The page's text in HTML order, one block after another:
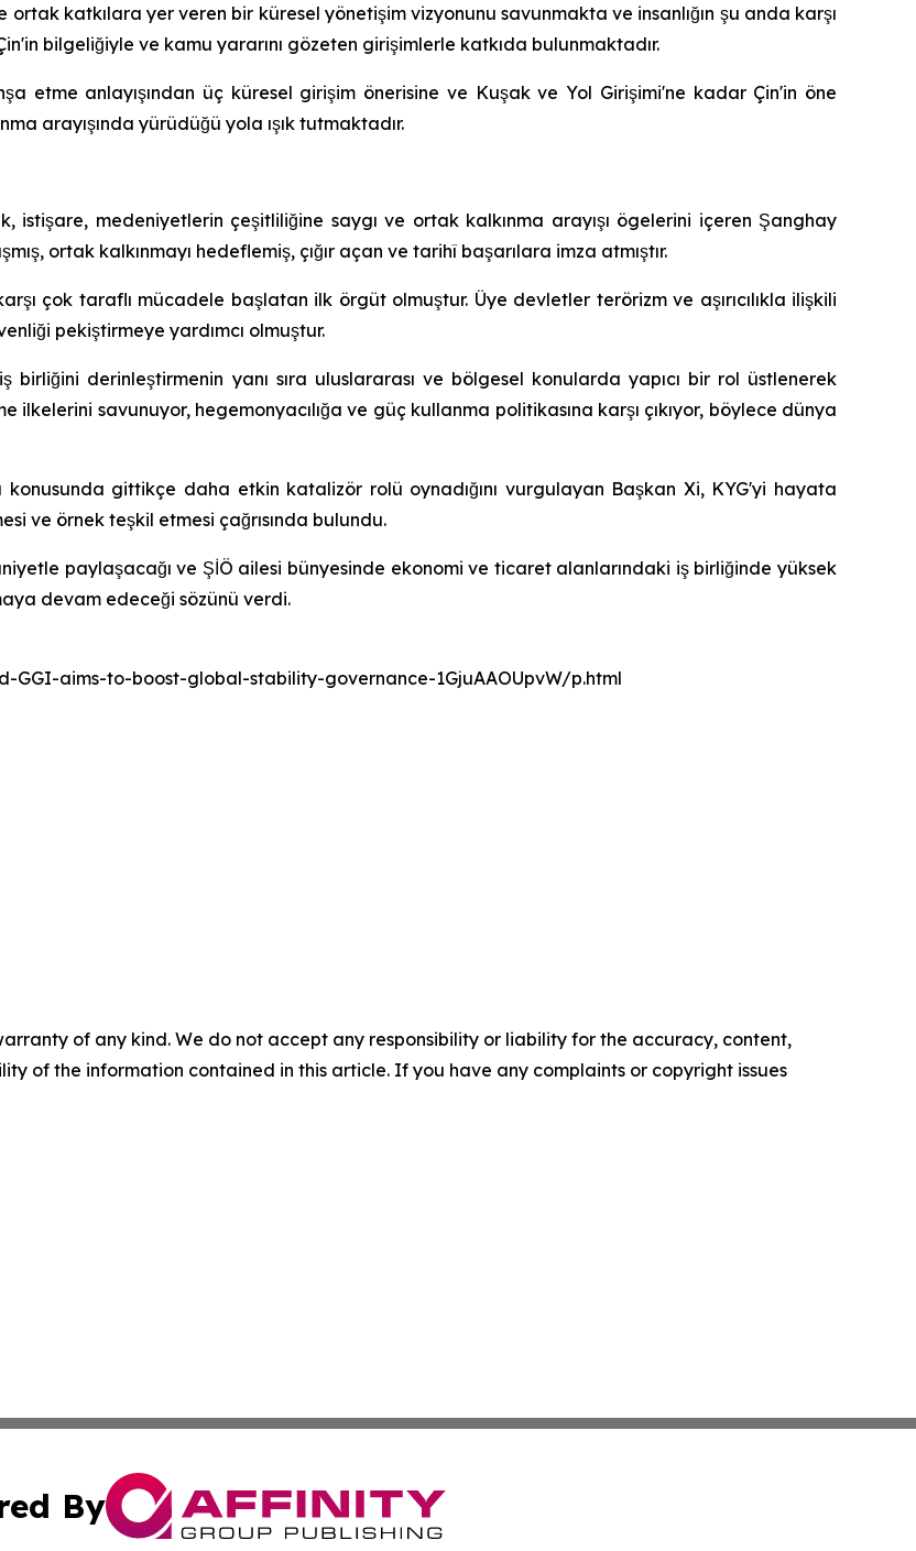
katkılara yer veren bir küresel yönetişim vizyonunu savunmakta ve insanlığın şu anda karşı
bilgeliğiyle ve kamu yararını gözeten girişimlerle katkıda bulunmaktadır.
etme anlayışından üç küresel girişim önerisine ve Kuşak ve Yol Girişimi'ne kadar Çin'in öne
arayışında yürüdüğü yola ışık tutmaktadır.
istişare, medeniyetlerin çeşitliliğine saygı ve ortak kalkınma arayışı ögelerini içeren Şanghay
ortak kalkınmayı hedeflemiş, çığır açan ve tarihî başarılara imza atmıştır.
çok taraflı mücadele başlatan ilk örgüt olmuştur. Üye devletler terörizm ve aşırıcılıkla ilişkili
pekiştirmeye yardımcı olmuştur.
derinleştirmenin yanı sıra uluslararası ve bölgesel konularda yapıcı bir rol üstlenerek
ilkelerini savunuyor, hegemonyacılığa ve güç kullanma politikasına karşı çıkıyor, böylece dünya
gittikçe daha etkin katalizör rolü oynadığını vurgulayan Başkan Xi, KYG'yi hayata
ve örnek teşkil etmesi çağrısında bulundu.
paylaşacağı ve ŞİÖ ailesi bünyesinde ekonomi ve ticaret alanlarındaki iş birliğinde yüksek
devam edeceği sözünü verdi.
GGI-aims-to-boost-global-stability-governance-1GjuAAOUpvW/p.html
of any kind. We do not accept any responsibility or liability for the accuracy, content,
of the information contained in this article. If you have any complaints or copyright issues
By